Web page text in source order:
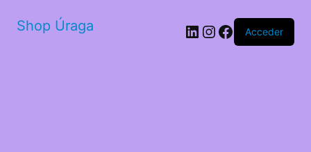
Shop Úraga LinkedIn
Instagram
Facebook
Acceder